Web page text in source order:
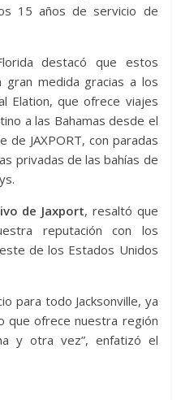
15 años de servicio de
destacó que estos
gran medida gracias a los
Elation, que ofrece viajes
a las Bahamas desde el
de JAXPORT, con paradas
privadas de las bahías de
de Jaxport, resaltó que
reputación con los
de los Estados Unidos
para todo Jacksonville, ya
que ofrece nuestra región
y otra vez”, enfatizó el